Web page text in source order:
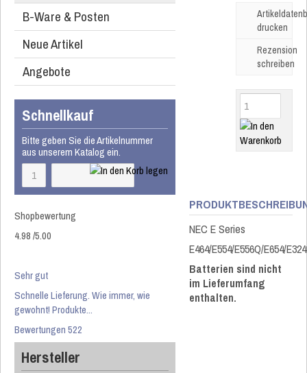
B-Ware & Posten
Neue Artikel
Angebote
Schnellkauf
Bitte geben Sie die Artikelnummer
aus unserem Katalog ein.
Shopbewertung
4.98/5.00
Sehr gut
Schnelle Lieferung. Wie immer, wie
gewohnt! Produkte...
Bewertungen 522
Hersteller
drucken
Rezension
schreiben
NEC E Series
E464/E554/E556Q/E654/E324
Batterien sind nicht
im Lieferumfang
enthalten.